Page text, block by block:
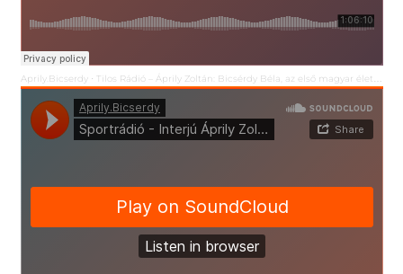
Aprily.Bicserdy· Tilos Rádió – Áprily Zoltán: Bicsérdy Béla, az első magyar életmódreformer 2. rész (2023. 08. 13.)